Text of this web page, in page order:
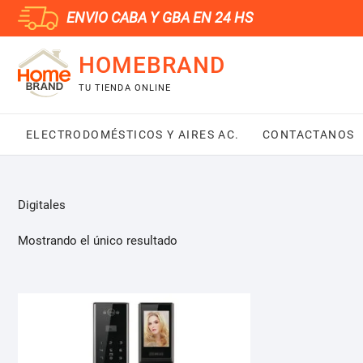
Saltar
contenido
ENVIO CABA Y GBA EN 24 HS
HOMEBRAND
TU TIENDA ONLINE
ELECTRODOMÉSTICOS Y AIRES AC. CONTACTANOS
Digitales
Mostrando el único resultado